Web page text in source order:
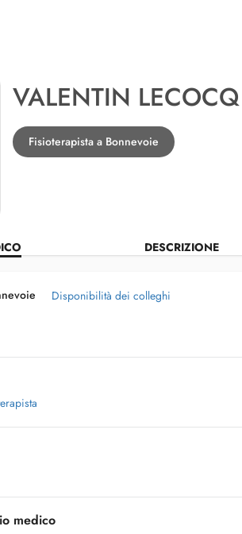
VALENTIN LECOCQ
Fisioterapista a Bonnevoie
DESCRIZIONE
Disponibilità dei colleghi
medico